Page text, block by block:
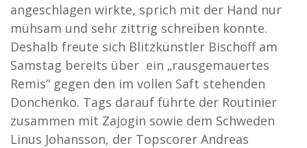
angeschlagen wirkte, sprich mit der Hand nur
mühsam und sehr zittrig schreiben konnte.
Deshalb freute sich Blitzkünstler Bischoff am
Samstag bereits über ein „rausgemauertes
Remis“ gegen den im vollen Saft stehenden
Donchenko. Tags darauf führte der Routinier
zusammen mit Zajogin sowie dem Schweden
Linus Johansson, der Topscorer Andreas